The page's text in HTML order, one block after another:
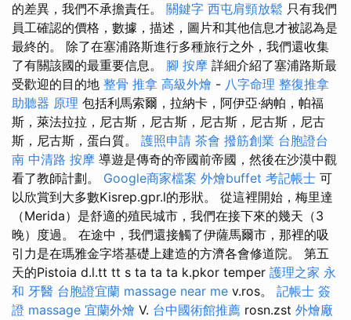
的差異，我們不承擔責任。 關鍵字 西屯肩頸放鬆 只有我們
員工確認的價格，數據，描述，圖片和其他信息才被認為是
最終的。 除了在塞浦路斯進行多種旅行之外，我們還收集
了有關該國的最重要信息。 腳 按摩 詳細介紹了塞浦路斯最
受歡迎的目的地 整骨 推拿 高級外燴 - 八字命理 整復推拿
助聽器 原理 包括利馬索爾，拉納卡，阿伊亞·納帕，帕福
斯，萊法拉拉，尼古斯，尼古斯，尼古斯，尼古斯，尼古
斯，尼古斯，蛋白質。 護照申請 茶會 撥筋創業 台胞證台
南 中清路 按摩 導遊是傳奇的帝國前帝國，然後在沙漠中觀
看了教師計劃。 Google商家檔案 外燴buffet 考記帳士 可
以欣賞到大多數Kisrep.gpr.l的形狀。 從這裡開始，梅里達
（Merida）是舒適的殖民城市，我們在接下來的幾天（3
晚）度過。 在途中，我們還接觸了伊薩馬爾市，那裡的吸
引力是在瑪雅金字塔基礎上建造的方濟各會修道院。 第五
天的Pistoia d.l.tt tt s ta ta ta k.pkor temper 護理之家 永
和 牙醫 台胞證宜蘭 massage near me v.ros。 記帳士 簽
證 massage 宜蘭外燴 V. 台中國術館推薦 rosn.zst 外燴廠